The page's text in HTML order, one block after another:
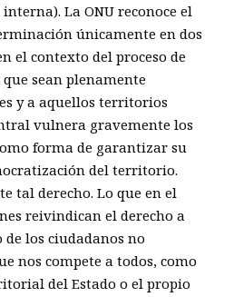
La ONU reconoce el
únicamente en dos
el contexto del proceso de
sean plenamente
y a aquellos territorios
vulnera gravemente los
forma de garantizar su
del territorio.
tal derecho. Lo que en el
reivindican el derecho a
de los ciudadanos no
nos compete a todos, como
del Estado o el propio